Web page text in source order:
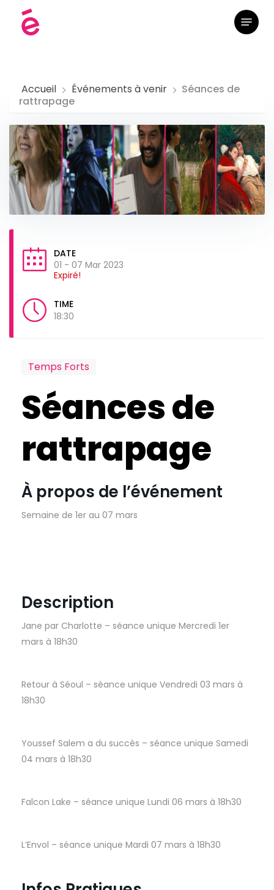
Menu
Accueil Événements à venir
Séances de
rattrapage
DATE
01 - 07 Mar 2023
Expiré!
TIME
18:30
Temps Forts
Séances de
rattrapage
À propos de l’événement
Semaine de 1er au 07 mars
Description
Jane par Charlotte – séance unique Mercredi 1er
mars à 18h30
Retour à Séoul – séance unique Vendredi 03 mars à
18h30
Youssef Salem a du succès – séance unique Samedi
04 mars à 18h30
Falcon Lake – séance unique Lundi 06 mars à 18h30
L’Envol – séance unique Mardi 07 mars à 18h30